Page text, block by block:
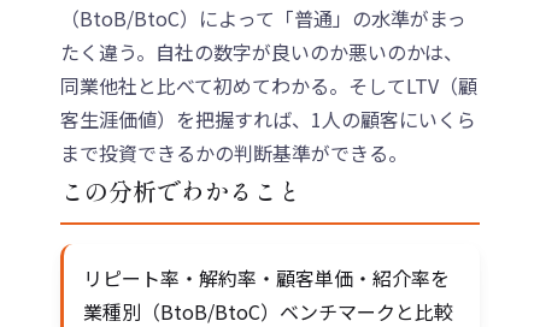
（BtoB/BtoC）によって「普通」の水準がまっ
たく違う。自社の数字が良いのか悪いのかは、
同業他社と比べて初めてわかる。そしてLTV（顧
客生涯価値）を把握すれば、1人の顧客にいくら
まで投資できるかの判断基準ができる。
この分析でわかること
リピート率・解約率・顧客単価・紹介率を
業種別（BtoB/BtoC）ベンチマークと比較